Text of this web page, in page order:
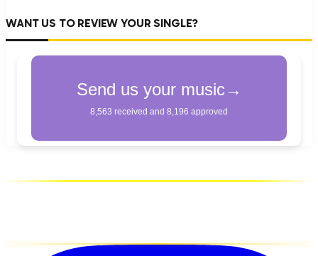
WANT US TO REVIEW YOUR SINGLE?